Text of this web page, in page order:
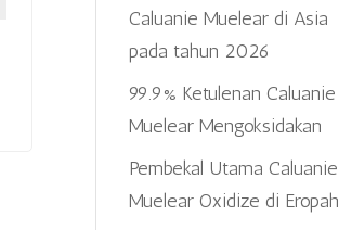
Caluanie Muelear di Asia
pada tahun 2026
99.9% Ketulenan Caluanie
Muelear Mengoksidakan
Pembekal Utama Caluanie
Muelear Oxidize di Eropah